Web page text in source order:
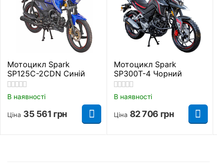
Мотоцикл Spark
SP125C-2CDN Синій
В наявності
Ціна 35 561 грн
Мотоцикл Spark
SP300T-4 Чорний
В наявності
Ціна 82 706 грн